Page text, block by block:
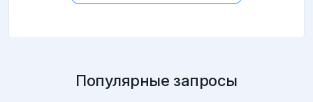
Популярные запросы